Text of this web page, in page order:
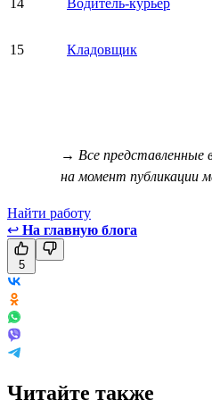
15 Кладовщик
→ Все представленные
на момент публикации
Найти работу
↩ На главную блога
5
Читайте также